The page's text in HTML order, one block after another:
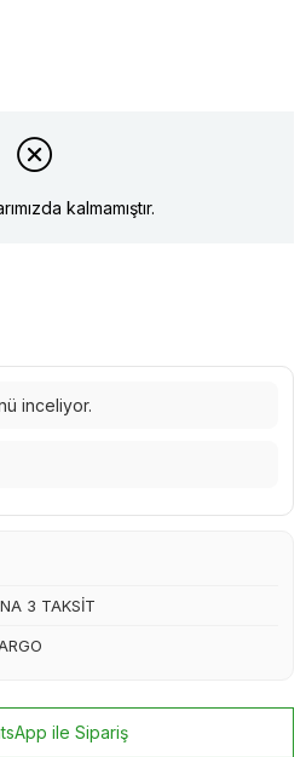
kalmamıştır.
inceliyor.
3 TAKSİT
ile Sipariş